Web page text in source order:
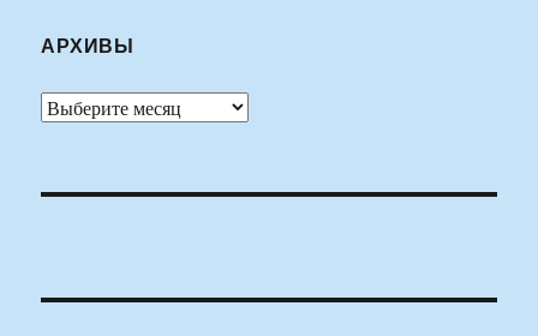
АРХИВЫ
Архивы